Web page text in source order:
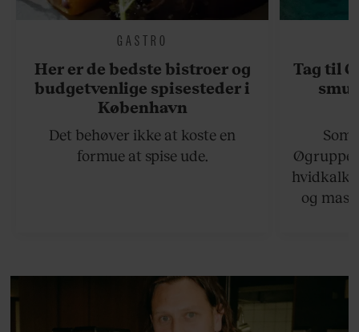
GASTRO
Her er de bedste bistroer og
budgetvenlige spisesteder i
København
Det behøver ikke at koste en
formue at spise ude.
Tag til
og